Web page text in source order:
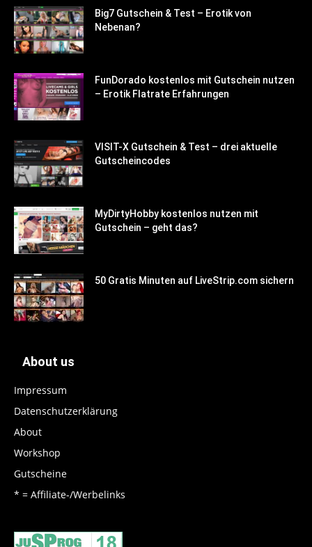
Big7 Gutschein & Test – Erotik von
Nebenan?
FunDorado kostenlos mit Gutschein nutzen
– Erotik Flatrate Erfahrungen
VISIT-X Gutschein & Test – drei aktuelle
Gutscheincodes
MyDirtyHobby kostenlos nutzen mit
Gutschein – geht das?
50 Gratis Minuten auf LiveStrip.com sichern
About us
Impressum
Datenschutzerklärung
About
Workshop
Gutscheine
* = Affiliate-/Werbelinks